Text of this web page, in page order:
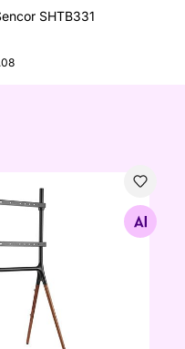
SHTB331